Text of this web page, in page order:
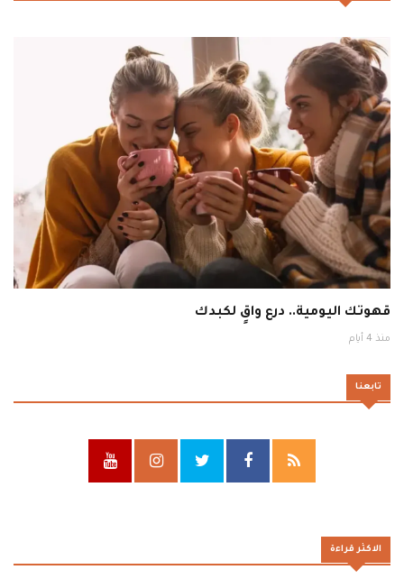
قهوتك اليومية.. درع واقٍ لكبدك
منذ 4 أيام
تابعنا
الاكثر قراءة